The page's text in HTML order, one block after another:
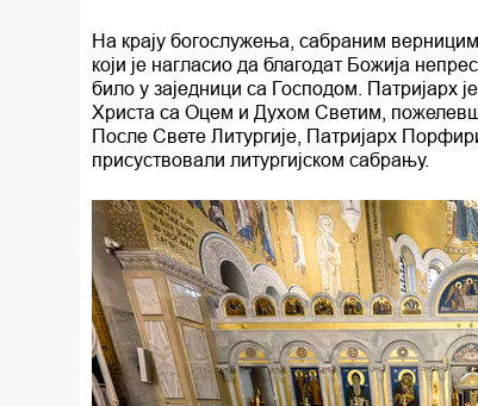
На крају богослужења, сабраним
који је нагласио да благодат Божија
било у заједници са Господом. Патријарх
Христа са Оцем и Духом Светим,
После Свете Литургије, Патријарх
присуствовали литургијском сабрању.